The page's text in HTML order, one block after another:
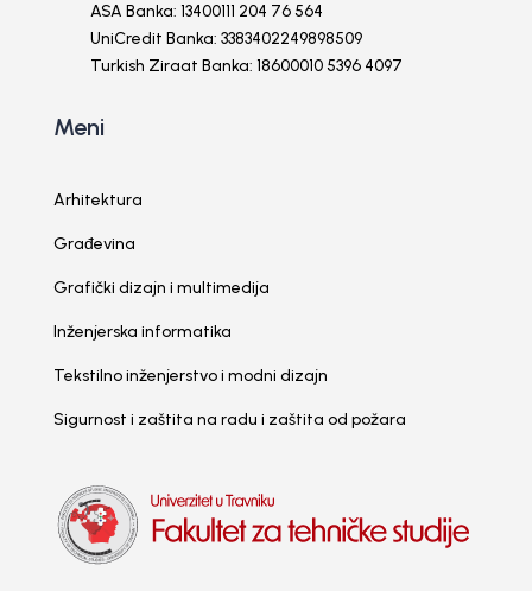
ASA Banka: 13400111 204 76 564
UniCredit Banka: 3383402249898509
Turkish Ziraat Banka: 18600010 5396 4097
Meni
Arhitektura
Građevina
Grafički dizajn i multimedija
Inženjerska informatika
Tekstilno inženjerstvo i modni dizajn
Sigurnost i zaštita na radu i zaštita od požara